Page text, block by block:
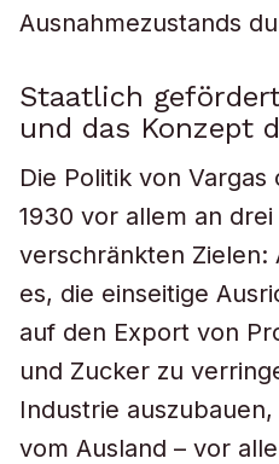
Ausnahmezustands
Staatlich
und das Konzept
Die Politik von
1930 vor allem an
verschränkten Zielen:
es, die einseitige
auf den Export von
und Zucker zu
Industrie
vom Ausland – vor